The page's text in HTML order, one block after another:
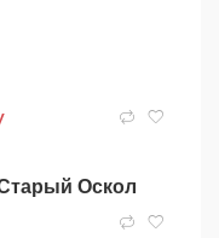
Оскол